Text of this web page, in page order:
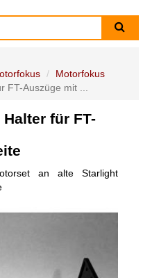
Motorfokus
FT-Auszüge mit ...
für FT-
an alte Starlight